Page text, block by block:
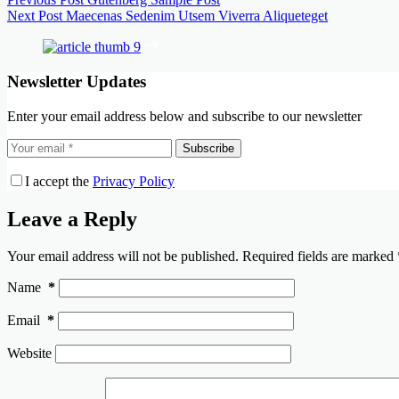
Next Post Maecenas Sedenim Utsem Viverra Aliqueteget
Newsletter Updates
Enter your email address below and subscribe to our newsletter
Subscribe
I accept the Privacy Policy
Leave a Reply
Your email address will not be published. Required fields are marked
Name *
Email *
Website